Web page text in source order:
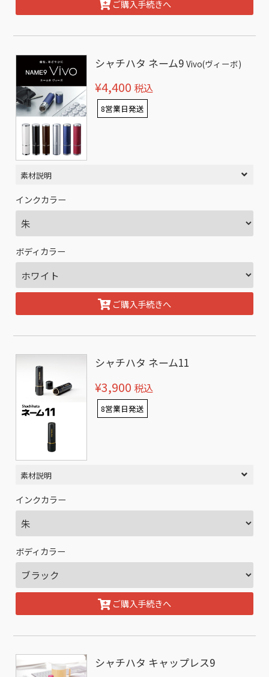
ご購入手続きへ
シャチハタ ネーム9Vivo(ヴィーボ)
¥4,400 税込
8営業日発送
素材説明
インクカラー
ボディカラー
ご購入手続きへ
シャチハタ ネーム11
¥3,900 税込
8営業日発送
素材説明
インクカラー
ボディカラー
ご購入手続きへ
シャチハタ キャップレス9